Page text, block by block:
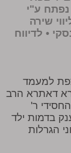
ע"י
שירה
• לדיווח
למעמד
דאתרא הרב
ר'
בדמות ילד
הגרלות